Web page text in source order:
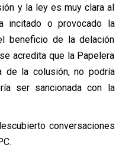
y la ley es muy clara al
incitado o provocado la
beneficio de la delación
acredita que la Papelera
de la colusión, no podría
ser sancionada con la
conversaciones